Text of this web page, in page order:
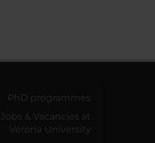
PhD programmes
Jobs & Vacancies at
Verona University